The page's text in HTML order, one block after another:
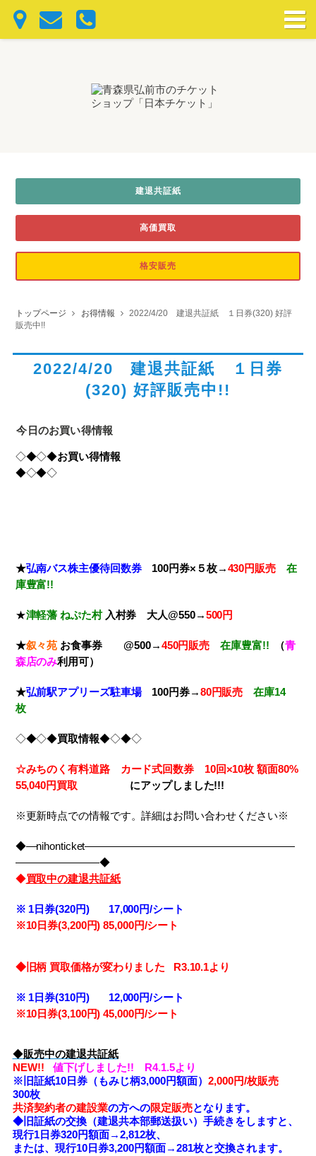
建退共証紙
高価買取
格安販売
トップページ お得情報
2022/4/20 建退共証紙 １日券(320) 好評
販売中!!
2022/4/20 建退共証紙 １日券
(320) 好評販売中!!
今日のお買い得情報
◇◆◇◆お買い得情報
◆◇◆◇
★弘南バス株主優待回数券 100円券×５枚→430円販売
在
庫豊富!!
★津軽藩 ねぷた村 入村券 大人@550→500円
★叙々苑 お食事券 @500→450円販売 在庫豊富!! （青
森店のみ利用可）
★弘前駅アプリーズ駐車場 100円券→80円販売
在庫14
枚
◇◆◇◆買取情報◆◇◆◇
☆みちのく有料道路 カード式回数券 10回×10枚額面80%
55,040円買取 にアップしました!!!
※更新時点での情報です。詳細はお問い合わせください※
◆―nihonticket――――――――――――――――――――
――――――――◆
◆買取中の建退共証紙
※ 1日券(320円) 17,000円/シート
※10 日券(3,200円) 85,000円/シート
◆旧柄 買取価格が変わりました R3.10.1より
※ 1日券(310円) 12,000円/シート
※10 日券(3,100円) 45,000円/シート
◆販売中の建退共証紙
NEW!! 値下げしました!! R4.1.5より
※旧証紙10日券（もみじ柄3,000円額面） 2,000円/枚販売
300枚
共済契約者の建設業の方への限定販売となります。
◆旧証紙の交換（建退共本部郵送扱い）手続きをしますと、
現行1日券320円額面→2,812枚、
または、現行10日券3,200円額面→281枚と交換されます。